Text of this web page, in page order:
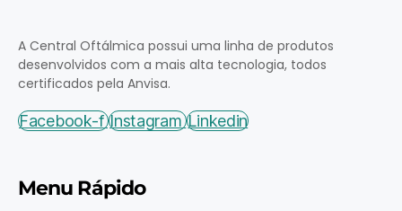
A Central Oftálmica possui uma linha de produtos
desenvolvidos com a mais alta tecnologia, todos
certificados pela Anvisa.
Facebook-f Instagram Linkedin
Menu Rápido